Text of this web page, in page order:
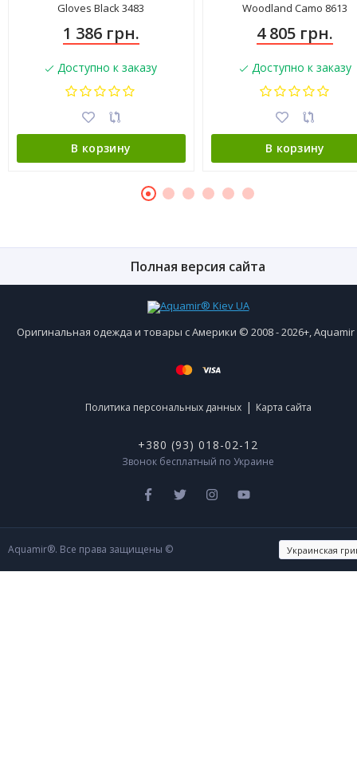
Gloves Black 3483
1 386 грн.
Доступно к заказу
В корзину
Woodland Camo 8613
4 805 грн.
Доступно к заказу
В корзину
Полная версия сайта
Оригинальная одежда и товары с Америки © 2008 - 2026+,
Политика персональных данных | Карта сайта
+380 (93) 018-02-12
Звонок бесплатный по Украине
Aquamir®. Все права защищены ©